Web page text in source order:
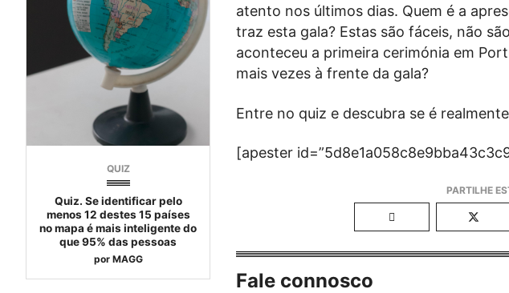
QUIZ
Quiz. Se identificar pelo
menos 12 destes 15 países
no mapa é mais inteligente do
que 95% das pessoas
por MAGG
atento nos últimos dias. Quem é a
traz esta gala? Estas são fáceis, não
aconteceu a primeira cerimónia em
mais vezes à frente da gala?
Entre no quiz e descubra se é
[apester
Fale connosco